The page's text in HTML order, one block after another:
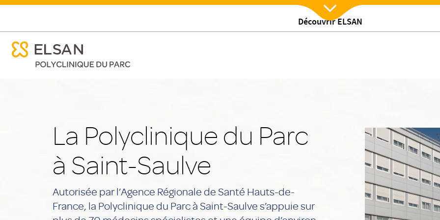
Découvrir ELSAN
Établissement
menu mobile
Nx:Afficher menu
menu mobile
La Polyclinique du Parc
à Saint-Saulve
Autorisée par l’Agence Régionale de Santé Hauts-de-
France, la Polyclinique du Parc à Saint-Saulve s’appuie sur
Notre histoire Notre clinique en chiffres